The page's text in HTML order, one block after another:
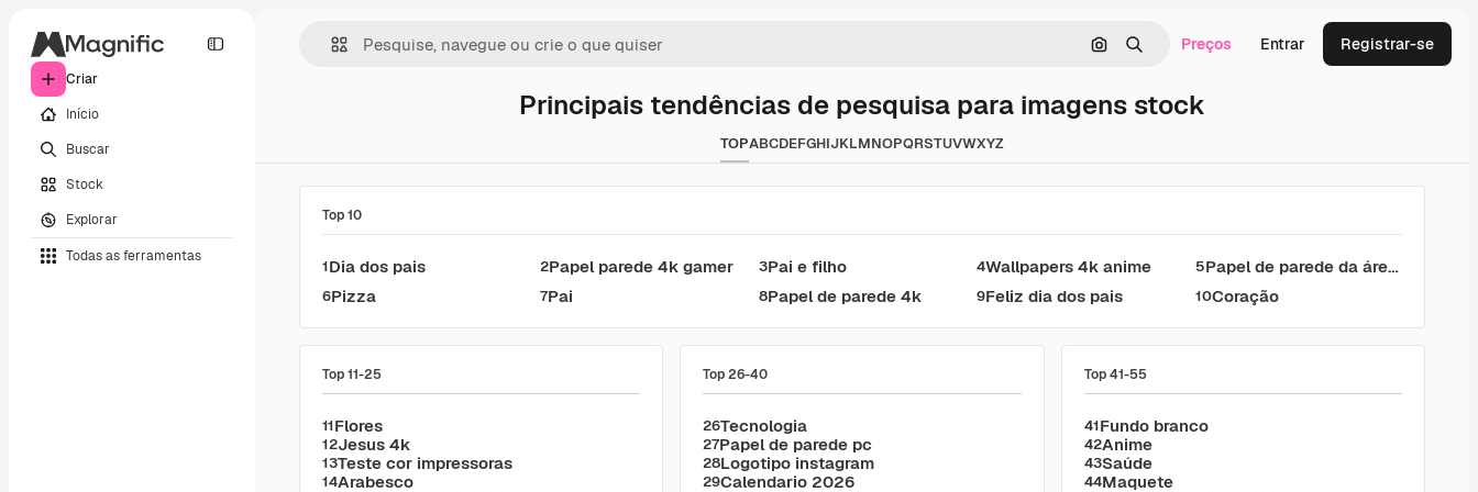
Criar
Início
Buscar
Stock
Explorar
Todas as ferramentas
Pesquisar por imagem
BuscarPreços Entrar Registrar-se
Principais tendências de pesquisa para imagens stock
TOPABCDEFGHIJKLMNOPQRSTUVWXYZ
Top 10
1Dia dos pais 2Papel parede 4k gamer 3Pai e filho 4Wallpapers 4k anime 5 Papel de parede da área de trabalho
6Pizza 7Pai 8Papel de parede 4k 9Feliz dia dos pais 10Coração
Top 11-25
11Flores
12Jesus 4k
13Teste cor impressoras
14Arabesco
Top 26-40
26Tecnologia
27Papel de parede pc
28Logotipo instagram
29Calendario 2026
Top 41-55
41Fundo branco
42Anime
43Saúde
44Maquete